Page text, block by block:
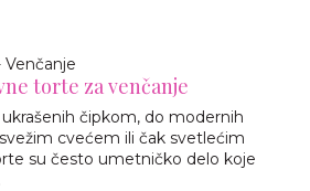
Venčanje
torte za venčanje
čipkom, do modernih
cvećem ili čak svetlećim
su često umetničko delo koje